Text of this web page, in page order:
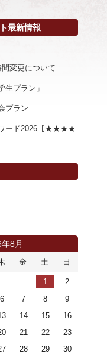
最新情報
間変更について
生プラン」
プラン
ワード2026【★★★★
8月
金 土 日
1
2
6 7 8
9
14 15
16
21 22
23
28 29
30